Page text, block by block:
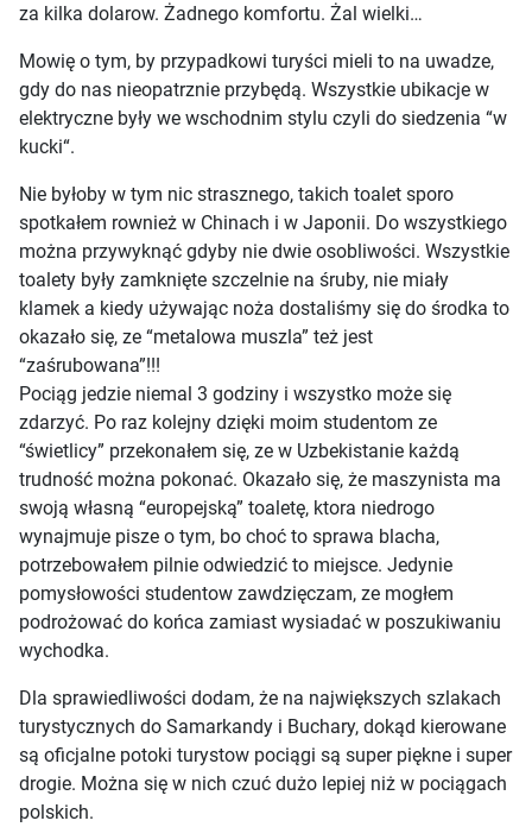
za kilka dolarow. Żadnego komfortu. Żal wielki…
Mowię o tym, by przypadkowi turyści mieli to na uwadze,
gdy do nas nieopatrznie przybędą. Wszystkie ubikacje w
elektryczne były we wschodnim stylu czyli do siedzenia “w
kucki“.
Nie byłoby w tym nic strasznego, takich toalet sporo
spotkałem rownież w Chinach i w Japonii. Do wszystkiego
można przywyknąć gdyby nie dwie osobliwości. Wszystkie
toalety były zamknięte szczelnie na śruby, nie miały
klamek a kiedy używając noża dostaliśmy się do środka to
okazało się, ze “metalowa muszla” też jest
“zaśrubowana”!!!
Pociąg jedzie niemal 3 godziny i wszystko może się
zdarzyć. Po raz kolejny dzięki moim studentom ze
“świetlicy” przekonałem się, ze w Uzbekistanie każdą
trudność można pokonać. Okazało się, że maszynista ma
swoją własną “europejską” toaletę, ktora niedrogo
wynajmuje pisze o tym, bo choć to sprawa blacha,
potrzebowałem pilnie odwiedzić to miejsce. Jedynie
pomysłowości studentow zawdzięczam, ze mogłem
podrożować do końca zamiast wysiadać w poszukiwaniu
wychodka.
Dla sprawiedliwości dodam, że na największych szlakach
turystycznych do Samarkandy i Buchary, dokąd kierowane
są oficjalne potoki turystow pociągi są super piękne i super
drogie. Można się w nich czuć dużo lepiej niż w pociągach
polskich.